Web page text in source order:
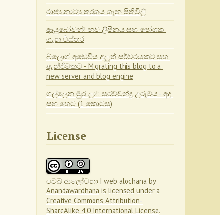
රාජ්‍ය නාට්‍ය තරගය ගැන සිතිවිලි
ආයුබෝවන්! නව ලිපිනය සහ පෝශක
ගැන විස්තර
බ්ලොග් අඩෙවිය අලුත් සර්වරයකට සහ
ඇන්ජිමකට - Migrating this blog to a
new server and blog engine
ගල්ලෙන මුර ලා!: සරච්චන්ද්‍ර උරුමය - අද
සහ හෙට (1 කොටස)
License
වෙබ් ආලෝචනා | web alochana by
Anandawardhana is licensed under a
Creative Commons Attribution-
ShareAlike 4.0 International License.